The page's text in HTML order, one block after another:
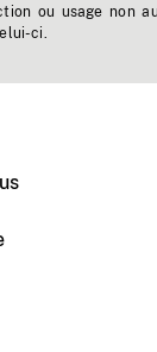
ou usage non
ci.